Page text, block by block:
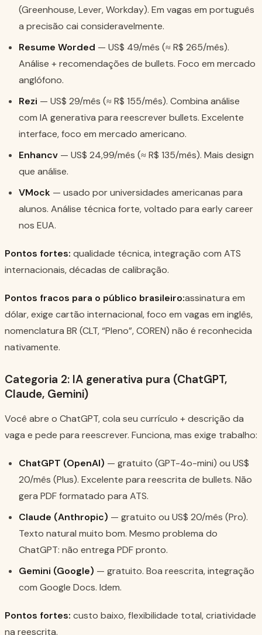
(Greenhouse, Lever, Workday). Em vagas em português
a precisão cai consideravelmente.
Resume Worded — US$ 49/mês (≈ R$ 265/mês).
Análise + recomendações de bullets. Foco em mercado
anglófono.
Rezi — US$ 29/mês (≈ R$ 155/mês). Combina análise
com IA generativa para reescrever bullets. Excelente
interface, foco em mercado americano.
Enhancv — US$ 24,99/mês (≈ R$ 135/mês). Mais design
que análise.
VMock — usado por universidades americanas para
alunos. Análise técnica forte, voltado para early career
nos EUA.
Pontos fortes: qualidade técnica, integração com ATS
internacionais, décadas de calibração.
Pontos fracos para o público brasileiro:assinatura em
dólar, exige cartão internacional, foco em vagas em inglês,
nomenclatura BR (CLT, “Pleno”, COREN) não é reconhecida
nativamente.
Categoria 2: IA generativa pura (ChatGPT,
Claude, Gemini)
Você abre o ChatGPT, cola seu currículo + descrição da
vaga e pede para reescrever. Funciona, mas exige trabalho:
ChatGPT (OpenAI) — gratuito (GPT-4o-mini) ou US$
20/mês (Plus). Excelente para reescrita de bullets. Não
gera PDF formatado para ATS.
Claude (Anthropic) — gratuito ou US$ 20/mês (Pro).
Texto natural muito bom. Mesmo problema do
ChatGPT: não entrega PDF pronto.
Gemini (Google) — gratuito. Boa reescrita, integração
com Google Docs. Idem.
Pontos fortes: custo baixo, flexibilidade total, criatividade
na reescrita.